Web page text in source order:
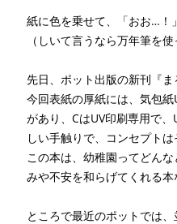
紙に色を乗せて、「おお…！
（しいて言うなら万年筆を
先日、ポット出版の新刊『
今回表紙の厚紙には、気包
があり、CはUV印刷専用で
しい手触りで、コンセプト
この本は、幼稚園ってどん
みや不安を和らげてくれる本
ところで最近のポットでは